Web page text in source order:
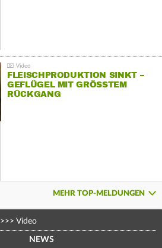
FLEISCHPRODUKTION SINKT –
GEFLÜGEL MIT GRÖSSTEM R
ÜCKGANG
MEHR TOP-MELDUNGEN
>>> Video
NEWS